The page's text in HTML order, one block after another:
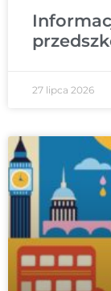
27 lipca 2026